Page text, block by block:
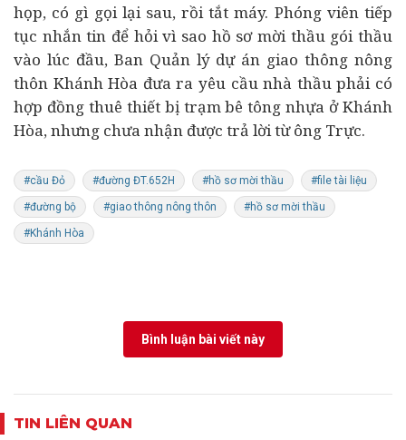
họp, có gì gọi lại sau, rồi tắt máy. Phóng viên tiếp
tục nhắn tin để hỏi vì sao hồ sơ mời thầu gói thầu
vào lúc đầu, Ban Quản lý dự án giao thông nông
thôn Khánh Hòa đưa ra yêu cầu nhà thầu phải có
hợp đồng thuê thiết bị trạm bê tông nhựa ở Khánh
Hòa, nhưng chưa nhận được trả lời từ ông Trực.
#cầu Đỏ #đường ĐT.652H #hồ sơ mời thầu #file tài liệu
#đường bộ #giao thông nông thôn #hồ sơ mời thầu
#Khánh Hòa
Bình luận bài viết này
TIN LIÊN QUAN